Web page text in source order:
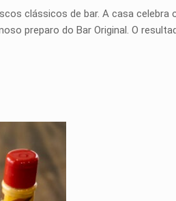
clássicos de bar. A casa celebra
preparo do Bar Original. O